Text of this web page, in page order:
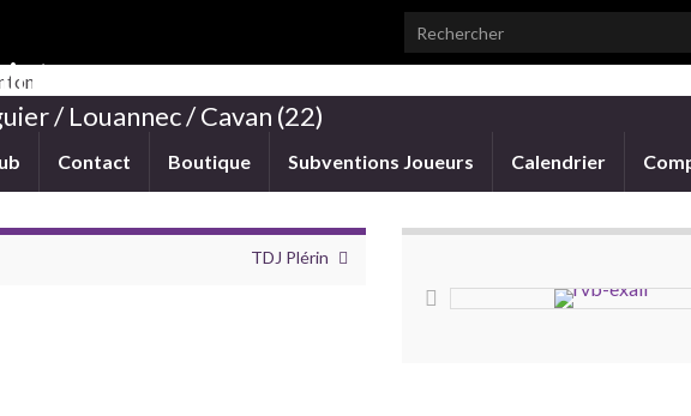
Search for:
/ Louannec / Cavan (22)
Contact Boutique Subventions Joueurs Calendrier
TDJ Plérin